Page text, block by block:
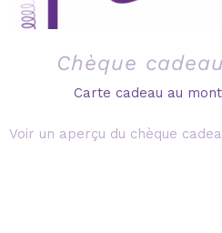
Chèque
Carte cadeau au
Voir un aperçu du chèque